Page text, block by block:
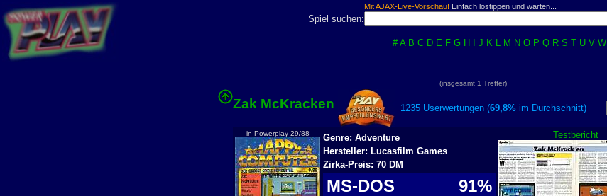
Mit AJAX-Live-Vorschau! Einfach lostippen und warten...
Spiel suchen:
# A B C D E F G H J K L M N O P Q R S T U V W
(insgesamt 1 Treffer)
Zak McKracken 1235 Userwertungen (69,8% im Durchschnitt)
in Powerplay 29/88 Testbericht
Genre: Adventure
Hersteller: Lucasfilm Games
Zirka-Preis: 70 DM
MS-DOS 91%